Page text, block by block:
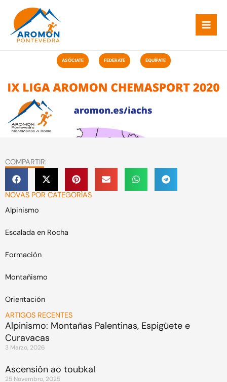
contido
ASÓCIATE FEDERATE EQUÍPATE
Calendario LACHS 2020
COMPARTIR:
NOVAS POR CATEGORÍAS
Alpinismo
Escalada en Rocha
Formación
Montañismo
Orientación
ARTIGOS RECENTES
Alpinismo: Montañas Palentinas, Espigüete e
Curavacas
3 Marzo, 2026
Ascensión ao toubkal
25 Novembro, 2025